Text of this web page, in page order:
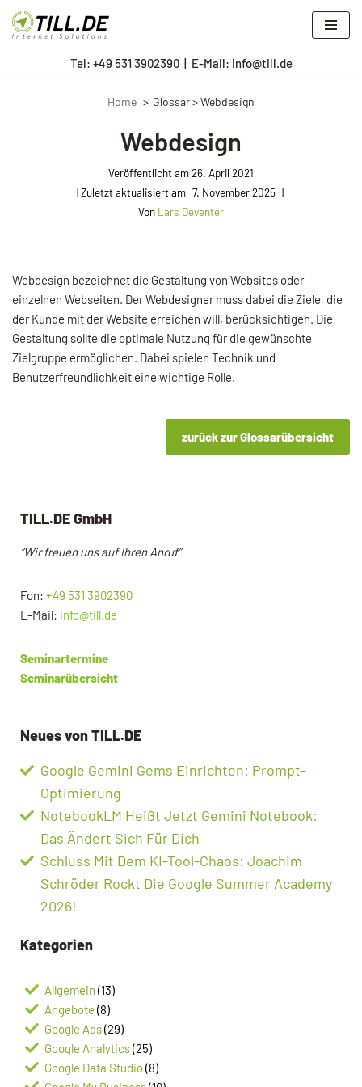
Zum
Tel: +49 531 3902390| E-Mail: info@till.de
Home Glossar > Webdesign
Webdesign
Veröffentlicht am26. April 2021
7. November 2025
Von Lars Deventer
Webdesign bezeichnet die Gestaltung von Websites oder
einzelnen Webseiten. Der Webdesigner muss dabei die Ziele, die
der Kunde mit der Website erreichen will, berücksichtigen. Die
Gestaltung sollte die optimale Nutzung für die gewünschte
Zielgruppe ermöglichen. Dabei spielen Technik und
Benutzerfreundlichkeit eine wichtige Rolle.
zurück zur Glossarübersicht
TILL.DE GmbH
“Wir freuen uns auf Ihren Anruf”
Fon: +49 531 3902390
E-Mail: info@till.de
Seminartermine
Seminarübersicht
Neues von TILL.DE
Google Gemini Gems Einrichten: Prompt-
Optimierung
NotebookLM Heißt Jetzt Gemini Notebook:
Das Ändert Sich Für Dich
Schluss Mit Dem KI-Tool-Chaos: Joachim
Schröder Rockt Die Google Summer Academy
2026!
Kategorien
Allgemein (13)
Angebote (8)
Google Ads(29)
Google Analytics(25)
Google Data Studio(8)